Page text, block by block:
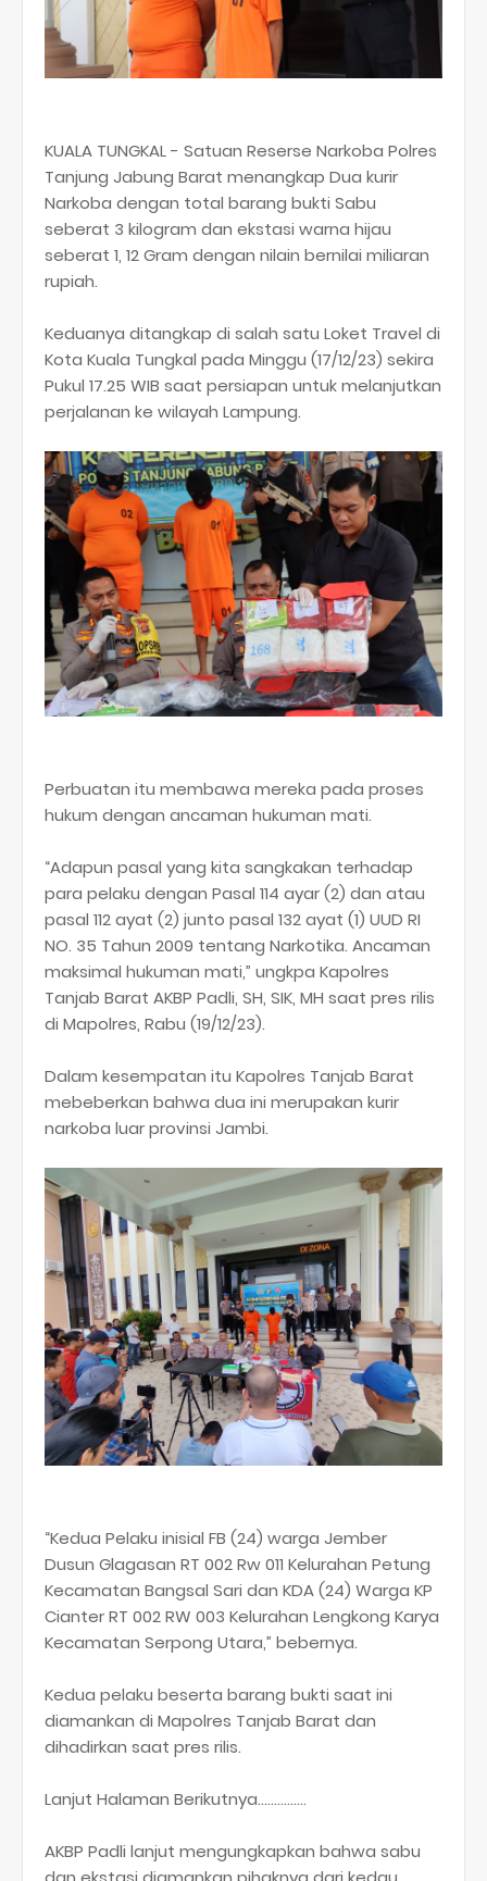
KUALA TUNGKAL - Satuan Reserse Narkoba Polres
Tanjung Jabung Barat menangkap Dua kurir
Narkoba dengan total barang bukti Sabu
seberat 3 kilogram dan ekstasi warna hijau
seberat 1, 12 Gram dengan nilain bernilai miliaran
rupiah.
Keduanya ditangkap di salah satu Loket Travel di
Kota Kuala Tungkal pada Minggu (17/12/23) sekira
Pukul 17.25 WIB saat persiapan untuk melanjutkan
perjalanan ke wilayah Lampung.
Perbuatan itu membawa mereka pada proses
hukum dengan ancaman hukuman mati.
“Adapun pasal yang kita sangkakan terhadap
para pelaku dengan Pasal 114 ayar (2) dan atau
pasal 112 ayat (2) junto pasal 132 ayat (1) UUD RI
NO. 35 Tahun 2009 tentang Narkotika. Ancaman
maksimal hukuman mati,” ungkpa Kapolres
Tanjab Barat AKBP Padli, SH, SIK, MH saat pres rilis
di Mapolres, Rabu (19/12/23).
Dalam kesempatan itu Kapolres Tanjab Barat
mebeberkan bahwa dua ini merupakan kurir
narkoba luar provinsi Jambi.
“Kedua Pelaku inisial FB (24) warga Jember
Dusun Glagasan RT 002 Rw 011 Kelurahan Petung
Kecamatan Bangsal Sari dan KDA (24) Warga KP
Cianter RT 002 RW 003 Kelurahan Lengkong Karya
Kecamatan Serpong Utara,” bebernya.
Kedua pelaku beserta barang bukti saat ini
diamankan di Mapolres Tanjab Barat dan
dihadirkan saat pres rilis.
Lanjut Halaman Berikutnya...............
AKBP Padli lanjut mengungkapkan bahwa sabu